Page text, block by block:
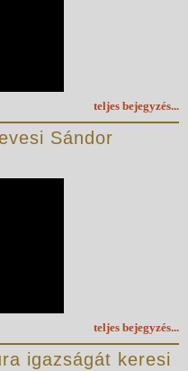
teljes bejegyzés...
Sándor
teljes bejegyzés...
igazságát keresi